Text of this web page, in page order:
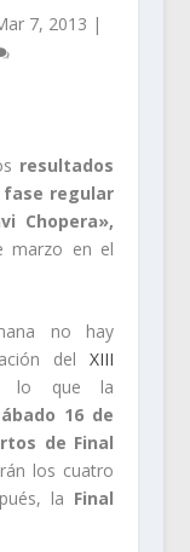
7, 2013 |
resultados
fase regular
Chopera»,
marzo en el
no hay
delXIII
lo que la
16 de
de Final
los cuatro
la Final